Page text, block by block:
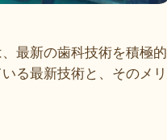
最新の歯科技術を積極的
る最新技術と、そのメリ